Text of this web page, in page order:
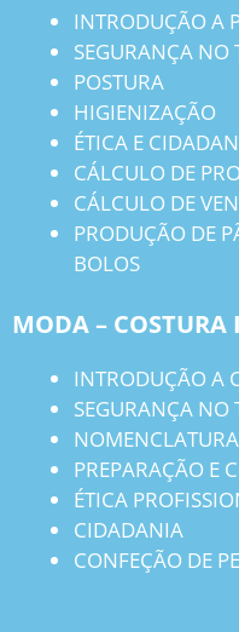
INTRODUÇÃO A
SEGURANÇA NO
POSTURA
HIGIENIZAÇÃO
ÉTICA E
CÁLCULO DE
CÁLCULO DE
PRODUÇÃO DE
BOLOS
MODA – COSTURA
INTRODUÇÃO A
SEGURANÇA NO
PREPARAÇÃO E
ÉTICA
CIDADANIA
CONFEÇÃO DE